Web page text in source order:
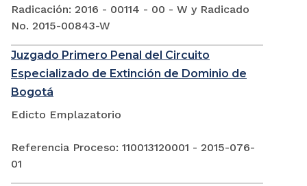
Radicación: 2016 - 00114 - 00 - W y Radicado
No. 2015-00843-W
Juzgado Primero Penal del Circuito
Especializado de Extinción de Dominio de
Bogotá
Edicto Emplazatorio
Referencia Proceso: 110013120001 - 2015-076-
01